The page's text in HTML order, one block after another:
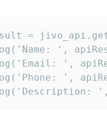
=
',
',
',